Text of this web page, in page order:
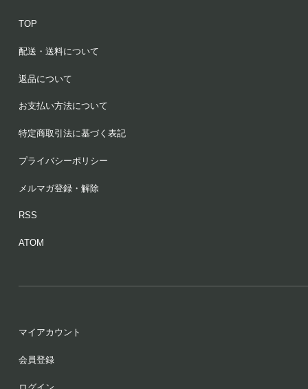
TOP
配送・送料について
返品について
お支払い方法について
特定商取引法に基づく表記
プライバシーポリシー
メルマガ登録・解除
RSS
ATOM
マイアカウント
会員登録